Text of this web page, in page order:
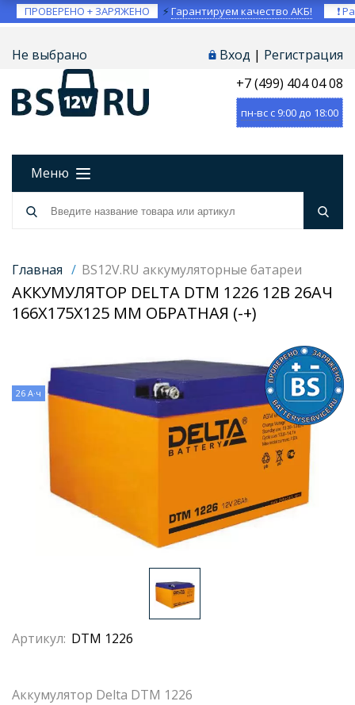
ПРОВЕРЕНО + ЗАРЯЖЕНО ⚡Гарантируем качество АКБ! ❗
Не выбрано Вход | Регистрация
+7 (499) 404 04 08
пн-вс с 9:00 до 18:00
Меню
Главная / BS12V.RU аккумуляторные батареи
АККУМУЛЯТОР DELTA DTM 1226 12В 26АЧ
166X175X125 ММ ОБРАТНАЯ (-+)
26 А·ч
Артикул: DTM 1226
Аккумулятор Delta DTM 1226